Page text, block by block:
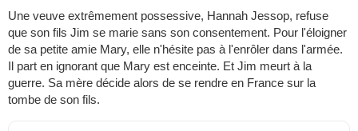
Une veuve extrêmement possessive, Hannah Jessop, refuse
que son fils Jim se marie sans son consentement. Pour l'éloigner
de sa petite amie Mary, elle n'hésite pas à l'enrôler dans l'armée.
Il part en ignorant que Mary est enceinte. Et Jim meurt à la
guerre. Sa mère décide alors de se rendre en France sur la
tombe de son fils.